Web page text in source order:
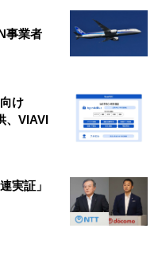
事業者
け
、VIAVI
実証」